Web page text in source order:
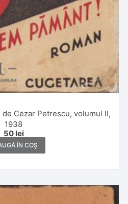
de Cezar Petrescu, volumul II,
1938
50 lei
ÎN COȘ